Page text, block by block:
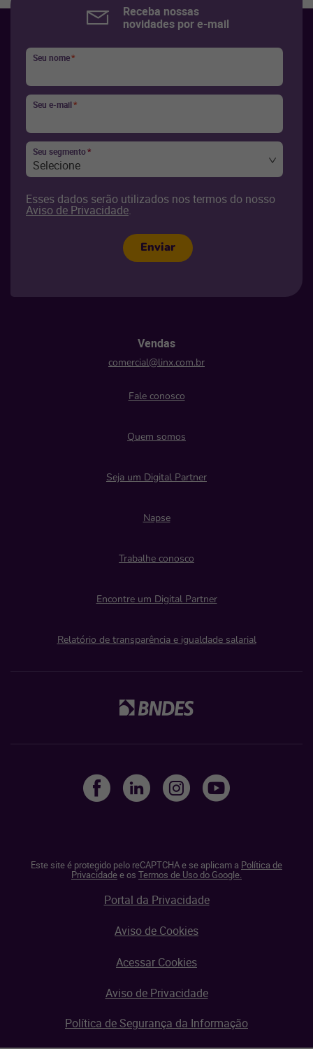
Receba nossas
novidades por e-mail
Seu nome*
Seu e-mail*
Seu segmento*
Selecione
Esses dados serão utilizados nos termos do nosso
Aviso de Privacidade.
Enviar
Vendas
comercial@linx.com.br
Fale conosco
Quem somos
Seja um Digital Partner
Napse
Trabalhe conosco
Encontre um Digital Partner
Relatório de transparência e igualdade salarial
Este site é protegido pelo reCAPTCHA e se aplicam a Política de
Privacidadee os Termos de Uso do Google.
Portal da Privacidade
Aviso de Cookies
Acessar Cookies
Aviso de Privacidade
Política de Segurança da Informação